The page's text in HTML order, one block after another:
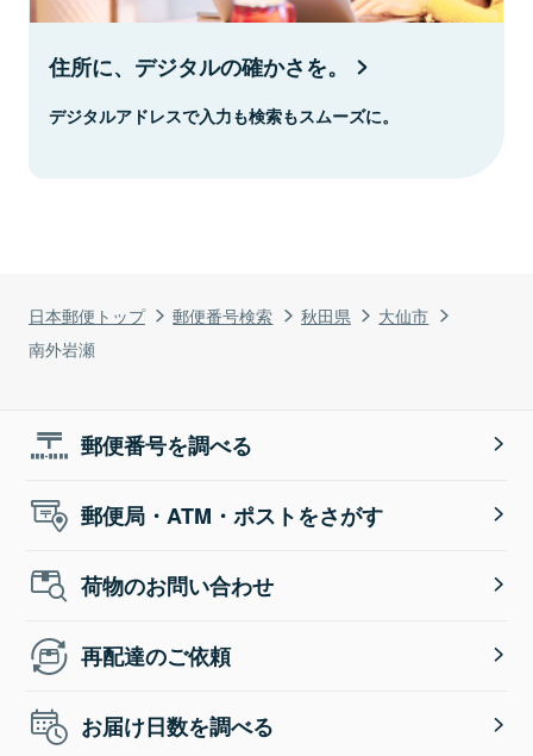
日本郵便トップ 郵便番号検索 秋田県
大仙市
南外岩瀬
住所に、デジタルの確かさを。
デジタルアドレスで入力も検索もスムーズに。
郵便番号を調べる
郵便局・ATM・ポストをさがす
荷物のお問い合わせ
再配達のご依頼
お届け日数を調べる